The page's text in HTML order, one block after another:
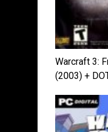
Warcraft 3:
(2003) +